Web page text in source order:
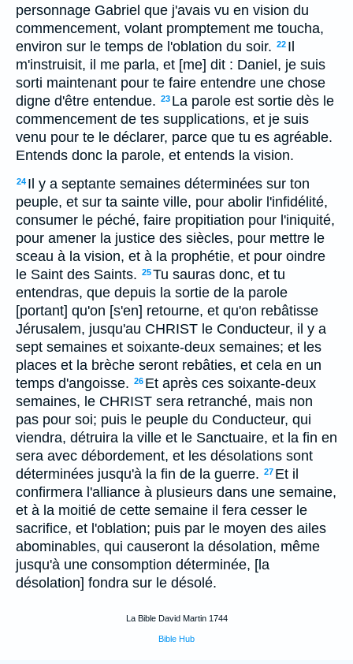
personnage Gabriel que j'avais vu en vision du
commencement, volant promptement me toucha,
environ sur le temps de l'oblation du soir. 22 Il
m'instruisit, il me parla, et [me] dit : Daniel, je suis
sorti maintenant pour te faire entendre une chose
digne d'être entendue. 23 La parole est sortie dès le
commencement de tes supplications, et je suis
venu pour te le déclarer, parce que tu es agréable.
Entends donc la parole, et entends la vision.
24 Il y a septante semaines déterminées sur ton
peuple, et sur ta sainte ville, pour abolir l'infidélité,
consumer le péché, faire propitiation pour l'iniquité,
pour amener la justice des siècles, pour mettre le
sceau à la vision, et à la prophétie, et pour oindre
le Saint des Saints. 25Tu sauras donc, et tu
entendras, que depuis la sortie de la parole
[portant] qu'on [s'en] retourne, et qu'on rebâtisse
Jérusalem, jusqu'au CHRIST le Conducteur, il y a
sept semaines et soixante-deux semaines; et les
places et la brèche seront rebâties, et cela en un
temps d'angoisse. 26 Et après ces soixante-deux
semaines, le CHRIST sera retranché, mais non
pas pour soi; puis le peuple du Conducteur, qui
viendra, détruira la ville et le Sanctuaire, et la fin en
sera avec débordement, et les désolations sont
déterminées jusqu'à la fin de la guerre. 27 Et il
confirmera l'alliance à plusieurs dans une semaine,
et à la moitié de cette semaine il fera cesser le
sacrifice, et l'oblation; puis par le moyen des ailes
abominables, qui causeront la désolation, même
jusqu'à une consomption déterminée, [la
désolation] fondra sur le désolé.
La Bible David Martin 1744
Bible Hub